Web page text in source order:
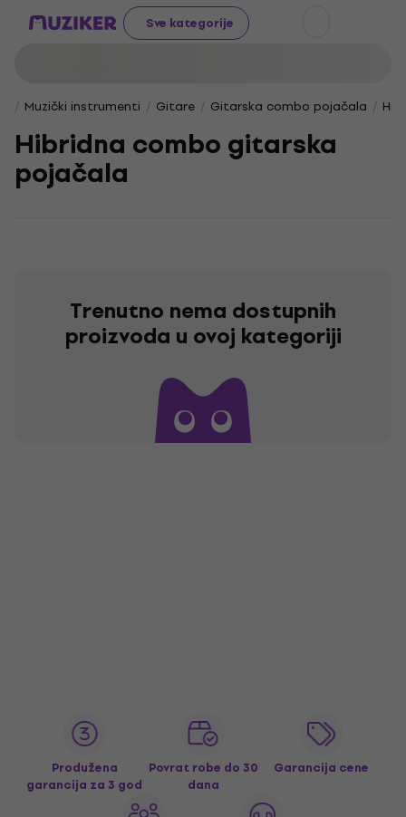
Sve kategorije
Muzički instrumenti Gitare Gitarska combo pojačala
Hibridna combo gitarska
pojačala
Trenutno nema dostupnih
proizvoda u ovoj kategoriji
Produžena
garancija za 3 god
Povrat robe do 30
dana
Garancija cene